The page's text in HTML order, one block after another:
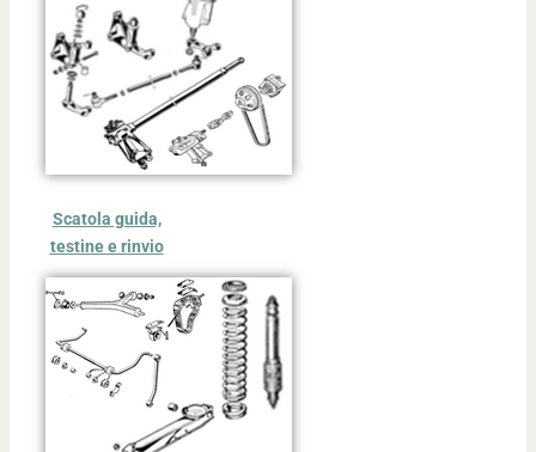
Scatola guida,
testine e rinvio